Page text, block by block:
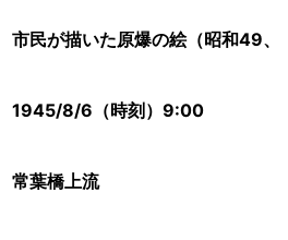
市民が描いた原爆の絵（昭和49、
1945/8/6（時刻）9:00
常葉橋上流